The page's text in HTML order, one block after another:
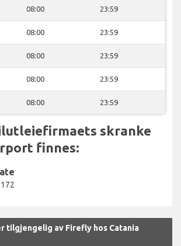
08:00 23:59
08:00 23:59
08:00 23:59
08:00 23:59
08:00 23:59
skranke
finnes:
tilgjengelig av Firefly hos Catania